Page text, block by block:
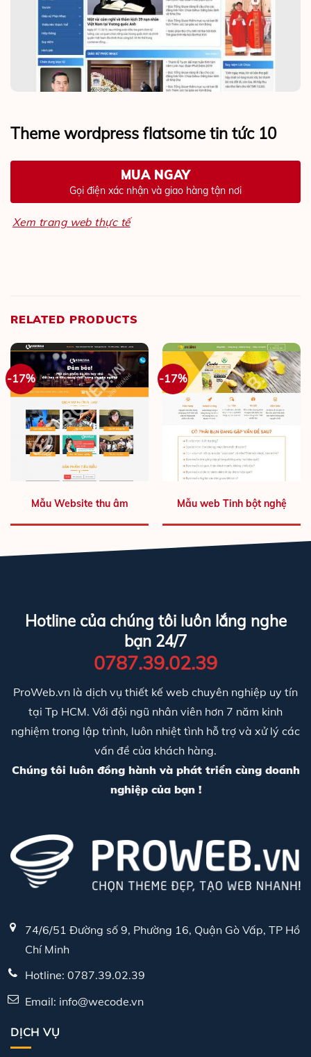
Theme wordpress flatsome tin tức 10
MUA NGAY
Gọi điện xác nhận và giao hàng tận nơi
Xem trang web thực tế
RELATED PRODUCTS
-17%
Mẫu Website thu âm
-17%
Mẫu web Tinh bột nghệ
Hotline của chúng tôi luôn lắng nghe
bạn 24/7
0787.39.02.39
ProWeb.vn là dịch vụ thiết kế web chuyên nghiệp uy tín
tại Tp HCM. Với đội ngũ nhân viên hơn 7 năm kinh
nghiệm trong lập trình, luôn nhiệt tình hỗ trợ và xử lý các
vấn đề của khách hàng.
Chúng tôi luôn đồng hành và phát triển cùng doanh
nghiệp của bạn !
74/6/51 Đường số 9, Phường 16, Quận Gò Vấp, TP Hồ
Chí Minh
Hotline: 0787.39.02.39
Email: info@wecode.vn
DỊCH VỤ